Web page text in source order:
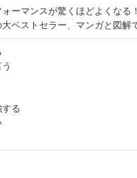
ーマンスが驚くほどよくなる
ベストセラー、マンガと図解
る